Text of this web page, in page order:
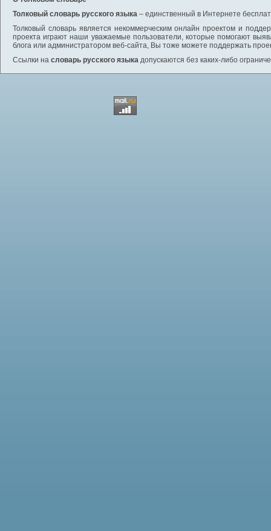
Толковый словарь русского языка – единственный в Интернете
Толковый словарь является некоммерческим онлайн проектом и
проекта играют наши уважаемые пользователи, которые помогают
блога или администратором веб-сайта, Вы тоже можете поддержать
Ссылки на словарь русского языка допускаются без каких-либо